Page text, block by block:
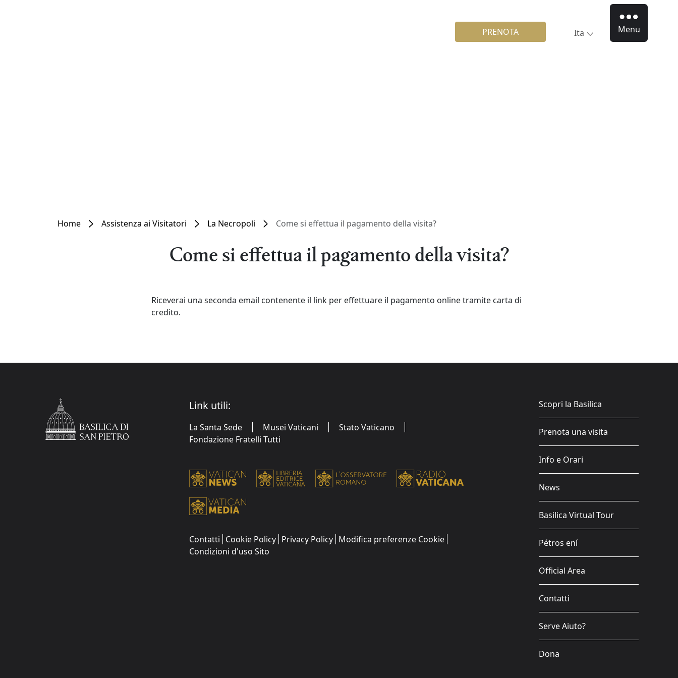
PRENOTA Ita Menu
Home Assistenza ai Visitatori La Necropoli Come si effettua il pagamento della visita?
Come si effettua il pagamento della visita?
Riceverai una seconda email contenente il link per effettuare il pagamento online tramite carta di
credito.
Link utili:
La Santa Sede Musei Vaticani
Stato Vaticano
Fondazione Fratelli Tutti
Contatti Cookie Policy Privacy Policy Modifica preferenze Cookie
Condizioni d'uso Sito
Scopri la Basilica
Prenota una visita
Info e Orari
News
Basilica Virtual Tour
Pétros ení
Official Area
Contatti
Serve Aiuto?
Dona